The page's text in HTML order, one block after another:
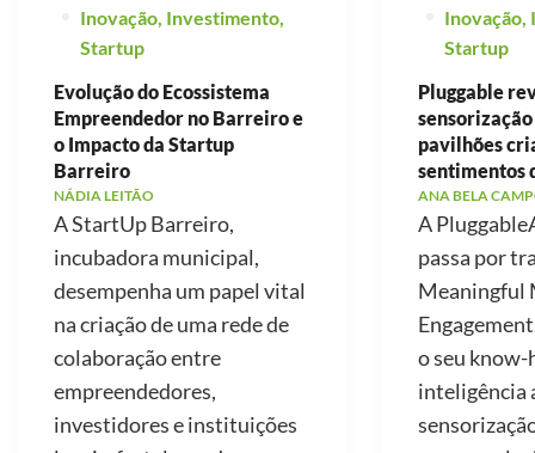
Inovação Investimento
Startup
Evolução do Ecossistema
Empreendedor no Barreiro e
o Impacto da Startup
Barreiro
NÁDIA LEITÃO
A StartUp Barreiro,
incubadora municipal,
desempenha um papel vital
na criação de uma rede de
colaboração entre
empreendedores,
investidores e instituições
Inovação
Startup
Pluggable
pavilhões
sentimentos
ANA BELA
A
passa por
Meaningful
o seu know-
inteligência